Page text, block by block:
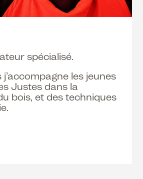
spécialisé.
j’accompagne les jeunes
Justes dans la
bois, et des techniques